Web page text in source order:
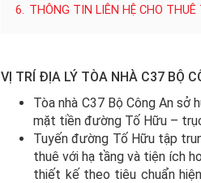
6. THÔNG TIN LIÊN HỆ CHO
VỊ TRÍ ĐỊA LÝ TÒA NHÀ C37 BỘ
Tòa nhà C37 Bộ Công An sở
mặt tiền đường Tố Hữu –
Tuyến đường Tố Hữu tập
thuê với hạ tầng và tiện ích
thiết kế theo tiêu chuẩn